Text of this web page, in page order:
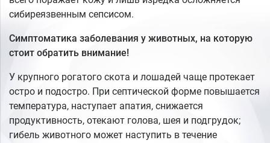
сибиреязвенным сепсисом.
Симптоматика заболевания у животных, на которую
стоит обратить внимание!
У крупного рогатого скота и лошадей чаще протекает
остро и подостро. При септической форме повышается
температура, наступает апатия, снижается
продуктивность, отекают голова, шея и подгрудок;
гибель животного может наступить в течение